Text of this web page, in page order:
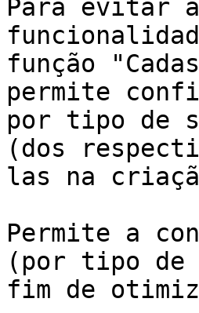
Para evitar
função
permite
por tipo de
(dos
las na
Permite a
(por tipo de
fim de